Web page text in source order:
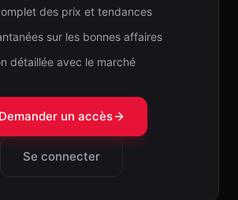
des prix et tendances
sur les bonnes affaires
détaillée avec le marché
Demander un accès
Se connecter